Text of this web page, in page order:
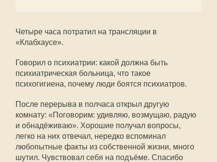
Четыре часа потратил на трансляции в
«Клабхаусе».
Говорил о психиатрии: какой должна быть
психиатрическая больница, что такое
психогигиена, почему люди боятся психиатров.
После перерыва в полчаса открыл другую
комнату: «Поговорим: удивляю, возмущаю, радую
и обнадёживаю». Хорошие получал вопросы,
легко на них отвечал, нередко вспоминал
любопытные факты из собственной жизни, много
шутил. Чувствовал себя на подъёме. Спасибо